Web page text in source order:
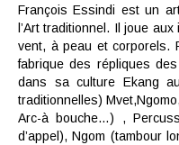
François Essindi est un
l’Art traditionnel. Il joue aux
vent, à peau et corporels.
fabrique des répliques
dans sa culture Ekang
traditionnelles)
Arc-à bouche…) ,
d’appel), Ngom (tambour